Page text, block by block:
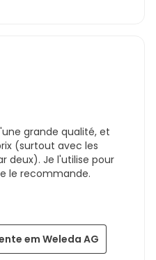
grande qualité, et
(surtout avec les
deux). Je l'utilise pour
le recommande.
em Weleda AG